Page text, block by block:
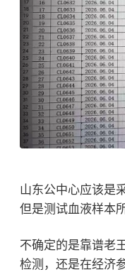
山东公中心应该是
但是测试血液样本
不确定的是靠谱老
检测，还是在经济